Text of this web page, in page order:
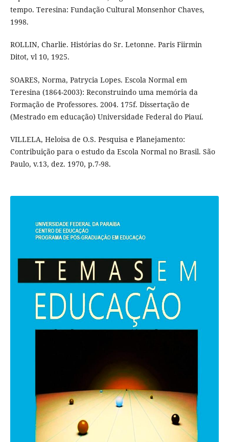
tempo. Teresina: Fundação Cultural Monsenhor Chaves,
1998.
ROLLIN, Charlie. Histórias do Sr. Letonne. Paris Fiirmin
Ditot, vl 10, 1925.
SOARES, Norma, Patrycia Lopes. Escola Normal em
Teresina (1864-2003): Reconstruindo uma memória da
Formação de Professores. 2004. 175f. Dissertação de
(Mestrado em educação) Universidade Federal do Piauí.
VILLELA, Heloisa de O.S. Pesquisa e Planejamento:
Contribuição para o estudo da Escola Normal no Brasil. São
Paulo, v.13, dez. 1970, p.7-98.